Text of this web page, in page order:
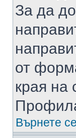
За да
от
края на
Върнете